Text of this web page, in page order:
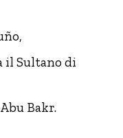
il Sultano di
Bakr.